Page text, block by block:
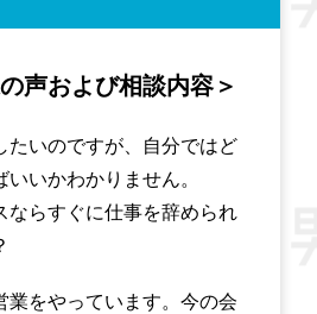
声および相談内容＞
たいのですが、自分ではど
いいかわかりません。
ならすぐに仕事を辞められ
業をやっています。今の会